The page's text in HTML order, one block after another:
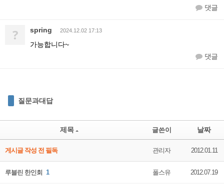
댓글
? spring 2024.12.02 17:13
가능합니다~
댓글
질문과대답
제목 글쓴이 날짜
게시글 작성 전 필독 관리자 2012.01.11
루블린 한인회 1 폴스유 2012.07.19